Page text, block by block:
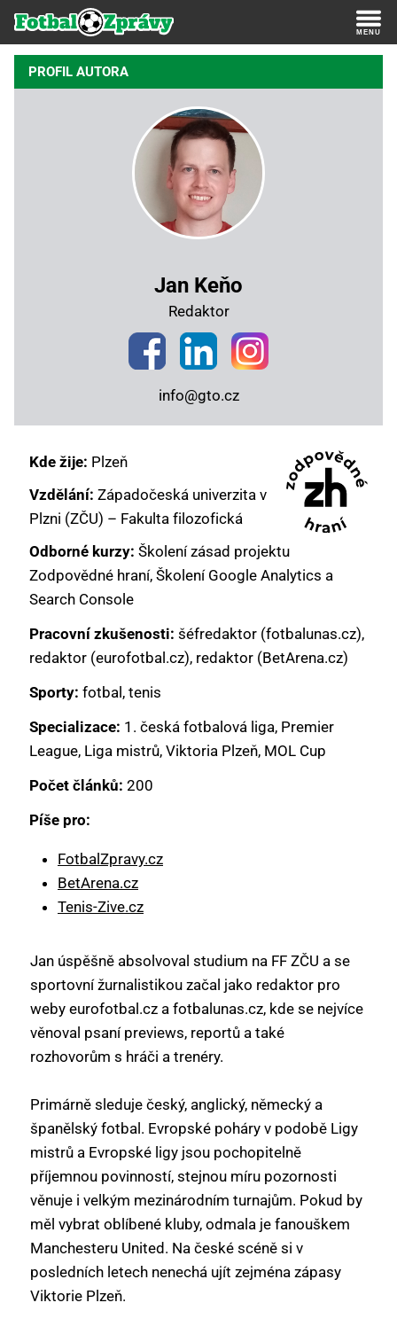
PROFIL AUTORA
Jan Keňo
Redaktor
info@gto.cz
Kde žije: Plzeň
Vzdělání: Západočeská univerzita v
Plzni (ZČU) – Fakulta filozofická
Odborné kurzy: Školení zásad projektu
Zodpovědné hraní, Školení Google Analytics a
Search Console
Pracovní zkušenosti: šéfredaktor (fotbalunas.cz),
redaktor (eurofotbal.cz), redaktor (BetArena.cz)
Sporty: fotbal, tenis
Specializace: 1. česká fotbalová liga, Premier
League, Liga mistrů, Viktoria Plzeň, MOL Cup
Počet článků: 200
Píše pro:
FotbalZpravy.cz
BetArena.cz
Tenis-Zive.cz
Jan úspěšně absolvoval studium na FF ZČU a se
sportovní žurnalistikou začal jako redaktor pro
weby eurofotbal.cz a fotbalunas.cz, kde se nejvíce
věnoval psaní previews, reportů a také
rozhovorům s hráči a trenéry.
Primárně sleduje český, anglický, německý a
španělský fotbal. Evropské poháry v podobě Ligy
mistrů a Evropské ligy jsou pochopitelně
příjemnou povinností, stejnou míru pozornosti
věnuje i velkým mezinárodním turnajům. Pokud by
měl vybrat oblíbené kluby, odmala je fanouškem
Manchesteru United. Na české scéně si v
posledních letech nenechá ujít zejména zápasy
Viktorie Plzeň.